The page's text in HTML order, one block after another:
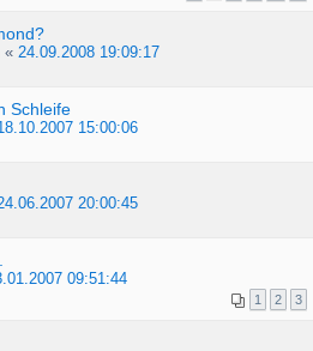
« 24.09.2008 19:09:17
Schleife
15:00:06
20:00:45
09:51:44
1 2 3